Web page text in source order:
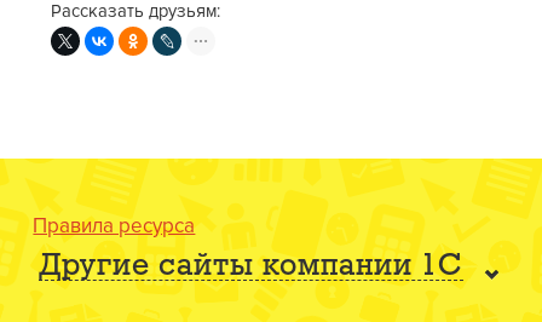
Рассказать друзьям:
Правила ресурса
Другие сайты компании 1С